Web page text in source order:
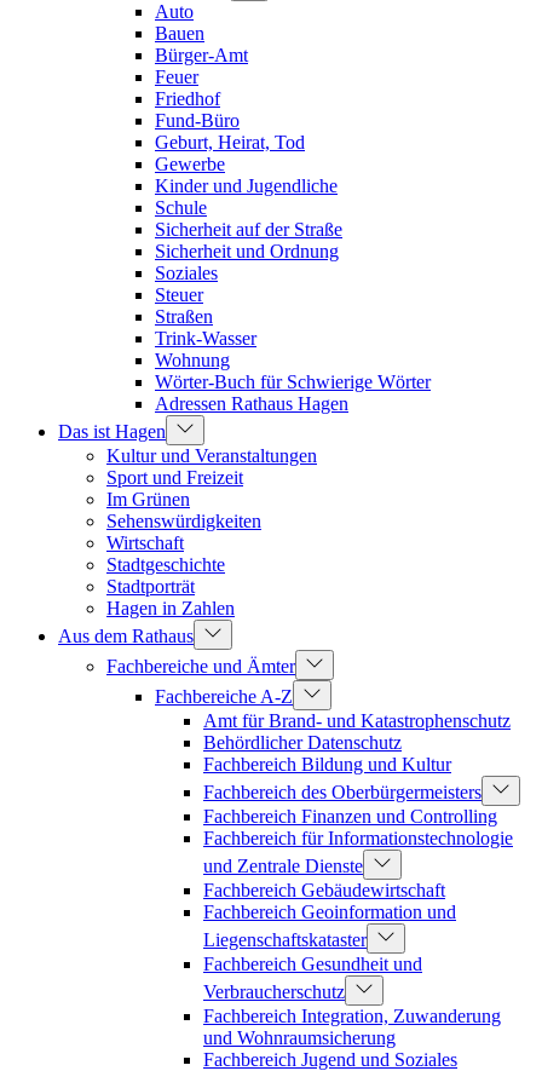
Auto
Bauen
Bürger-Amt
Feuer
Friedhof
Fund-Büro
Geburt, Heirat, Tod
Gewerbe
Kinder und Jugendliche
Schule
Sicherheit auf der Straße
Sicherheit und Ordnung
Soziales
Steuer
Straßen
Trink-Wasser
Wohnung
Wörter-Buch für Schwierige Wörter
Adressen Rathaus Hagen
Das ist Hagen
Kultur und Veranstaltungen
Sport und Freizeit
Im Grünen
Sehenswürdigkeiten
Wirtschaft
Stadtgeschichte
Stadtporträt
Hagen in Zahlen
Aus dem Rathaus
Fachbereiche und Ämter
Fachbereiche A-Z
Amt für Brand- und Katastrophenschutz
Behördlicher Datenschutz
Fachbereich Bildung und Kultur
Fachbereich des Oberbürgermeisters
Fachbereich Finanzen und Controlling
Fachbereich für Informationstechnologie
und Zentrale Dienste
Fachbereich Gebäudewirtschaft
Fachbereich Geoinformation und
Liegenschaftskataster
Fachbereich Gesundheit und
Verbraucherschutz
Fachbereich Integration, Zuwanderung
und Wohnraumsicherung
Fachbereich Jugend und Soziales